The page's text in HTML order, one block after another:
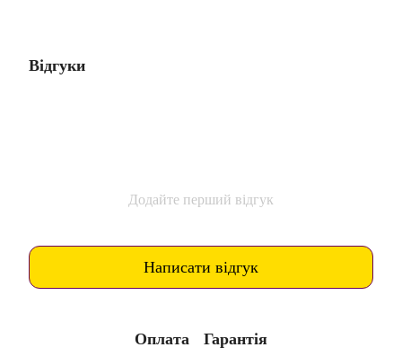
Відгуки
Додайте перший відгук
Написати відгук
Оплата Гарантія